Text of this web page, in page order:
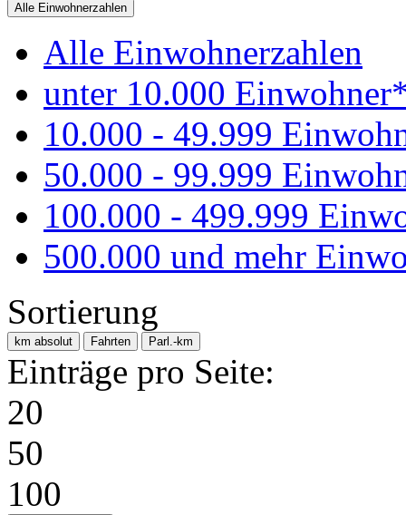
Alle Einwohnerzahlen
Alle Einwohnerzahlen
unter 10.000
10.000 - 49.999
50.000 - 99.999
100.000 - 499.999
500.000 und mehr
Sortierung
km absolut Fahrten Parl.-km
Einträge pro Seite:
20
50
100